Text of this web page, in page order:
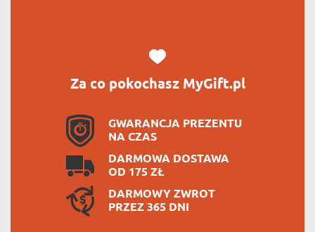
Za co pokochasz MyGift.pl
GWARANCJA PREZENTU
NA CZAS
DARMOWA DOSTAWA
OD 175 ZŁ
DARMOWY ZWROT
PRZEZ 365 DNI